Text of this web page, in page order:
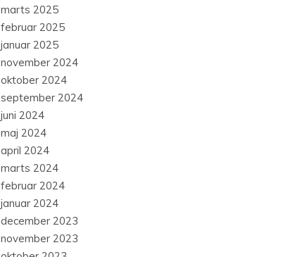
marts 2025
februar 2025
januar 2025
november 2024
oktober 2024
september 2024
juni 2024
maj 2024
april 2024
marts 2024
februar 2024
januar 2024
december 2023
november 2023